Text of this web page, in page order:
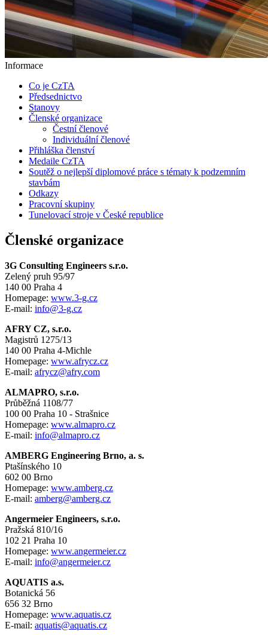
Informace
Co je CzTA
Předsednictvo
Stanovy
Členské organizace
Čestní členové
Individuální členové
Přihláška členství
Medaile CzTA
Soutěž o nejlepší diplomové práce s tématy k podzemním
stavbám
Odkazy
Pracovní skupiny
Tunelovací stroje v České republice
Členské organizace
3G Consulting Engineers s.r.o.
Zelený pruh 95/97
140 00 Praha 4
Homepage: www.3-g.cz
E-mail: info@3-g.cz
AFRY CZ, s.r.o.
Magistrů 1275/13
140 00 Praha 4-Michle
Homepage: www.afrycz.cz
E-mail: afrycz@afry.com
ALMAPRO, s.r.o.
Průběžná 1108/77
100 00 Praha 10 - Strašnice
Homepage: www.almapro.cz
E-mail: info@almapro.cz
AMBERG Engineering Brno, a. s.
Ptašínského 10
602 00 Brno
Homepage: www.amberg.cz
E-mail: amberg@amberg.cz
Angermeier Engineers, s.r.o.
Pražská 810/16
102 21 Praha 10
Homepage: www.angermeier.cz
E-mail: info@angermeier.cz
AQUATIS a.s.
Botanická 56
656 32 Brno
Homepage: www.aquatis.cz
E-mail: aquatis@aquatis.cz